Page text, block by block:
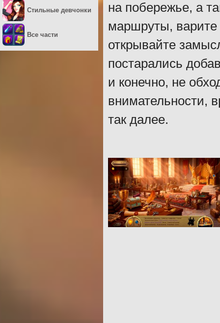
на побережье, а
маршруты,
открывайте
постарались
и конечно, не
внимательности,
так далее.
Стильные девчонки
Все части